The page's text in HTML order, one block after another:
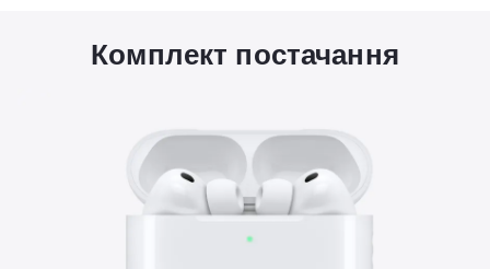
Комплект постачання